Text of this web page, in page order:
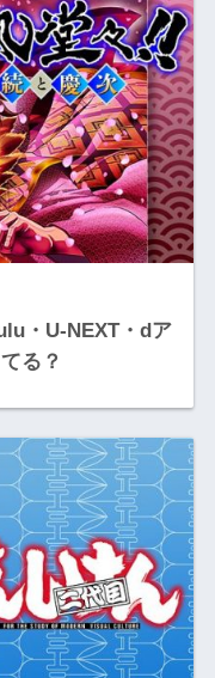
・U-NEXT・dア
る？